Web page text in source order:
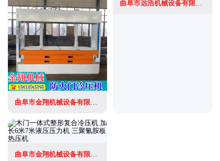
曲阜市金翔机械设备有限公司
曲阜市远浩机械设备有限公司
曲阜市金翔机械设备有限公司